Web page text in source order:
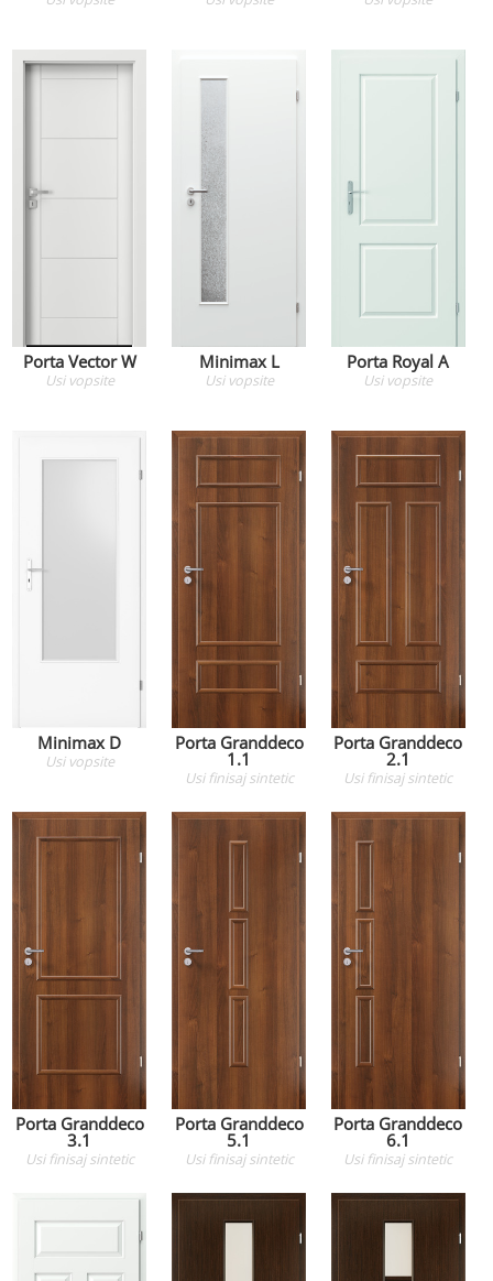
Porta Vector W
Usi vopsite
Minimax L
Usi vopsite
Porta Royal A
Usi vopsite
Minimax D
Usi vopsite
Porta Granddeco
1.1
Usifinisaj sintetic
Porta Granddeco
2.1
Usifinisaj sintetic
Porta Granddeco
3.1
Usifinisaj sintetic
Porta Granddeco
5.1
Usifinisaj sintetic
Porta Granddeco
6.1
Usifinisaj sintetic